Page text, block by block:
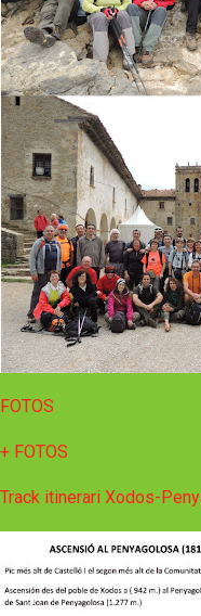
FOTOS
+ FOTOS
Track itinerari Xodos-